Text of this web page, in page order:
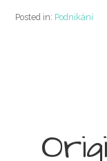
Posted in: Podnikání